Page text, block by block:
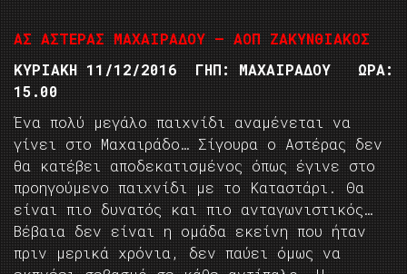
ΑΣ ΑΣΤΕΡΑΣ ΜΑΧΑΙΡΑΔΟΥ – ΑΟΠ ΖΑΚΥΝΘΙΑΚΟΣ
ΚΥΡΙΑΚΗ 11/12/2016 ΓΗΠ: ΜΑΧΑΙΡΑΔΟΥ ΩΡΑ:
15.00
Ένα πολύ μεγάλο παιχνίδι αναμένεται να
γίνει στο Μαχαιράδο… Σίγουρα ο Αστέρας δεν
θα κατέβει αποδεκατισμένος όπως έγινε στο
προηγούμενο παιχνίδι με το Καταστάρι. Θα
είναι πιο δυνατός και πιο ανταγωνιστικός…
Βέβαια δεν είναι η ομάδα εκείνη που ήταν
πριν μερικά χρόνια, δεν παύει όμως να